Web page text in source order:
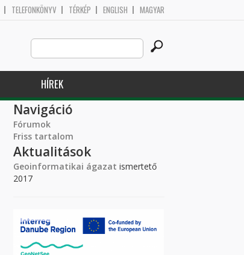
TELEFONKÖNYV TÉRKÉP ENGLISH MAGYAR
Search
this
site
HÍREK
Navigáció
Fórumok
Friss tartalom
Aktualitások
Geoinformatikai ágazat ismertető
2017